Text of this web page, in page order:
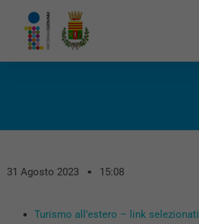
31 Agosto 2023 15:08
Turismo all’estero – link selezionati